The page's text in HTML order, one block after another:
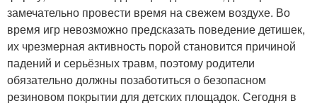
замечательно провести время на свежем воздухе. Во
время игр невозможно предсказать поведение детишек,
их чрезмерная активность порой становится причиной
падений и серьёзных травм, поэтому родители
обязательно должны позаботиться о безопасном
резиновом покрытии для детских площадок. Сегодня в